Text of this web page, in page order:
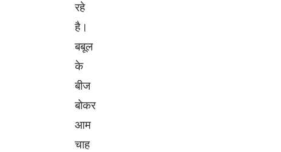
रहे
है।
बबूल
के
बीज
बोकर
आम
चाह